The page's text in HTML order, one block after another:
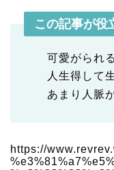
この記事が役
可愛がられ
人生得して
あまり人脈
https://